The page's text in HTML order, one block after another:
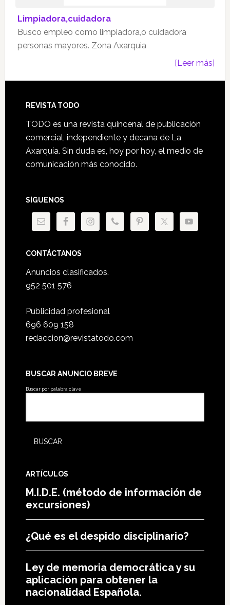
Limpiadora,cuidadora
Busco empleo como limpiadora,o cuidadora
personas mayores. Zona Axarquia
[Leer más]
Footer
REVISTA TODO
TODO es una revista quincenal de publicación
comercial, independiente y decana de La
Axarquía. Sin duda es, hoy por hoy, el medio de
comunicación más conocido.
SÍGUENOS
CONTÁCTANOS
Anuncios clasificados.
952 501 576
Publicidad profesional
696 609 158
redaccion@revistatodo.com
BUSCAR ANUNCIO BREVE
Buscar por palabra clave
ARTÍCULOS
M.I.D.E. (método de información de
excursiones)
¿Qué es el despido disciplinario?
Ley de memoria democrática y su
aplicación para obtener la
nacionalidad Española.